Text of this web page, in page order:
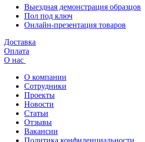
Выездная демонстрация образцов
Пол под ключ
Онлайн-презентация товаров
Доставка
Оплата
О нас
О компании
Сотрудники
Проекты
Новости
Статьи
Отзывы
Вакансии
Политика конфиденциальности